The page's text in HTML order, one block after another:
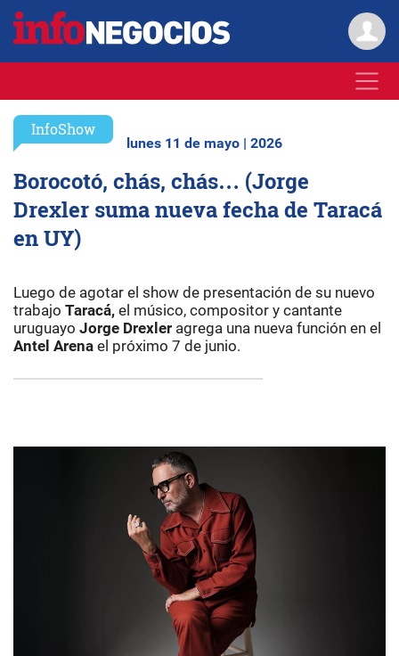
InfoShow
lunes 11 de mayo | 2026
Borocotó, chás, chás… (Jorge
Drexler suma nueva fecha de Taracá
en UY)
Luego de agotar el show de presentación de su nuevo
trabajo Taracá, el músico, compositor y cantante
uruguayo Jorge Drexler agrega una nueva función en el
Antel Arena el próximo 7 de junio.